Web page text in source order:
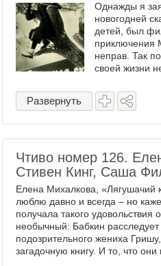
Однажды я
новогодней
детей, был
неправ. Так
своей жизни
сказка»,
Эльдара
Развернуть
Чтиво номер 126.
Стивен Кинг, Саша
Елена Михалкова, «Лягушачий
люблю давно и всегда – но
получала такого удовольствия
необычный: Бабкин
подозрительного жениха
загадочную книгу. И то, что они